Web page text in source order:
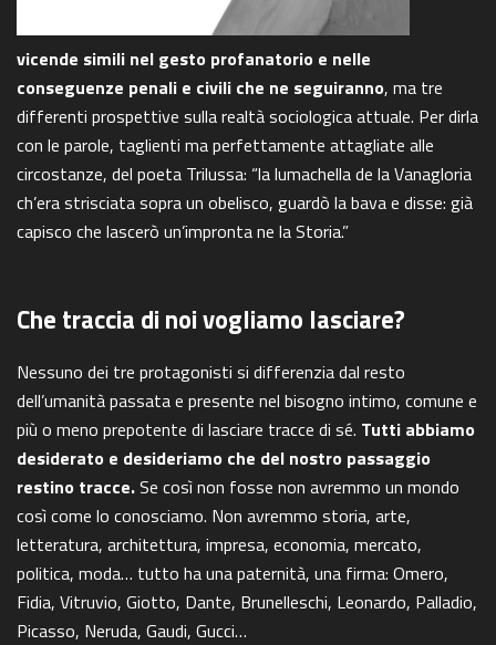
vicende simili nel gesto profanatorio e nelle
conseguenze penali e civili che ne seguiranno, ma tre
differenti prospettive sulla realtà sociologica attuale. Per dirla
con le parole, taglienti ma perfettamente attagliate alle
circostanze, del poeta Trilussa: “la lumachella de la Vanagloria
ch’era strisciata sopra un obelisco, guardò la bava e disse: già
capisco che lascerò un’impronta ne la Storia.”
Che traccia di noi vogliamo lasciare?
Nessuno dei tre protagonisti si differenzia dal resto
dell’umanità passata e presente nel bisogno intimo, comune e
più o meno prepotente di lasciare tracce di sé. Tutti abbiamo
desiderato e desideriamo che del nostro passaggio
restino tracce.Se così non fosse non avremmo un mondo
così come lo conosciamo. Non avremmo storia, arte,
letteratura, architettura, impresa, economia, mercato,
politica, moda… tutto ha una paternità, una firma: Omero,
Fidia, Vitruvio, Giotto, Dante, Brunelleschi, Leonardo, Palladio,
Picasso, Neruda, Gaudi, Gucci…